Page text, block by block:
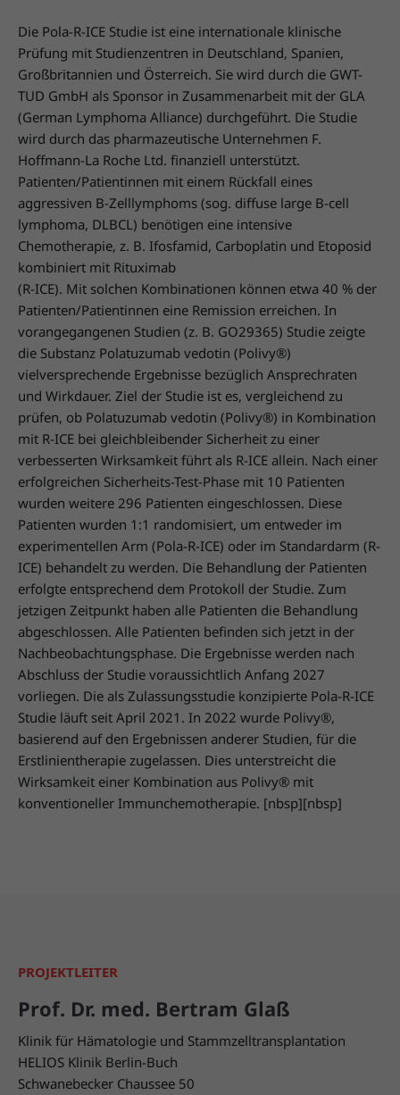
Die Pola-R-ICE Studie ist eine internationale klinische
Prüfung mit Studienzentren in Deutschland, Spanien,
Großbritannien und Österreich. Sie wird durch die GWT-
TUD GmbH als Sponsor in Zusammenarbeit mit der GLA
(German Lymphoma Alliance) durchgeführt. Die Studie
wird durch das pharmazeutische Unternehmen F.
Hoffmann-La Roche Ltd. finanziell unterstützt.
Patienten/Patientinnen mit einem Rückfall eines
aggressiven B-Zelllymphoms (sog. diffuse large B-cell
lymphoma, DLBCL) benötigen eine intensive
Chemotherapie, z. B. Ifosfamid, Carboplatin und Etoposid
kombiniert mit Rituximab
(R-ICE). Mit solchen Kombinationen können etwa 40 % der
Patienten/Patientinnen eine Remission erreichen. In
vorangegangenen Studien (z. B. GO29365) Studie zeigte
die Substanz Polatuzumab vedotin (Polivy®)
vielversprechende Ergebnisse bezüglich Ansprechraten
und Wirkdauer. Ziel der Studie ist es, vergleichend zu
prüfen, ob Polatuzumab vedotin (Polivy®) in Kombination
mit R-ICE bei gleichbleibender Sicherheit zu einer
verbesserten Wirksamkeit führt als R-ICE allein. Nach einer
erfolgreichen Sicherheits-Test-Phase mit 10 Patienten
wurden weitere 296 Patienten eingeschlossen. Diese
Patienten wurden 1:1 randomisiert, um entweder im
experimentellen Arm (Pola-R-ICE) oder im Standardarm (R-
ICE) behandelt zu werden. Die Behandlung der Patienten
erfolgte entsprechend dem Protokoll der Studie. Zum
jetzigen Zeitpunkt haben alle Patienten die Behandlung
abgeschlossen. Alle Patienten befinden sich jetzt in der
Nachbeobachtungsphase. Die Ergebnisse werden nach
Abschluss der Studie voraussichtlich Anfang 2027
vorliegen. Die als Zulassungsstudie konzipierte Pola-R-ICE
Studie läuft seit April 2021. In 2022 wurde Polivy®,
basierend auf den Ergebnissen anderer Studien, für die
Erstlinientherapie zugelassen. Dies unterstreicht die
Wirksamkeit einer Kombination aus Polivy® mit
konventioneller Immunchemotherapie. [nbsp][nbsp]
PROJEKTLEITER
Prof. Dr. med. Bertram Glaß
Klinik für Hämatologie und Stammzelltransplantation
HELIOS Klinik Berlin-Buch
Schwanebecker Chaussee 50